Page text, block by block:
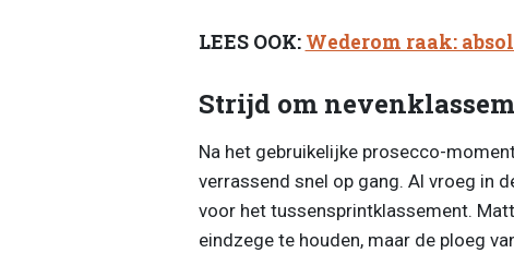
LEES OOK: Wederom raak:
Strijd om
Na het gebruikelijke prosecco-
verrassend snel op gang. Al vroeg in
voor het tussensprintklassement.
eindzege te houden, maar de ploeg